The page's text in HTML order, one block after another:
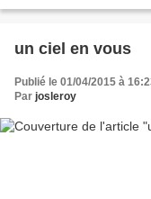
un ciel en vous
Publié le 01/04/2015 à
Par josleroy